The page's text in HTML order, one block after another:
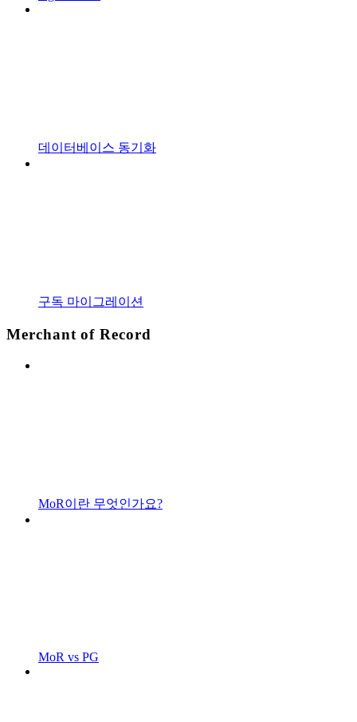
데이터베이스 동기화
구독 마이그레이션
Merchant of Record
MoR이란 무엇인가요?
MoR vs PG